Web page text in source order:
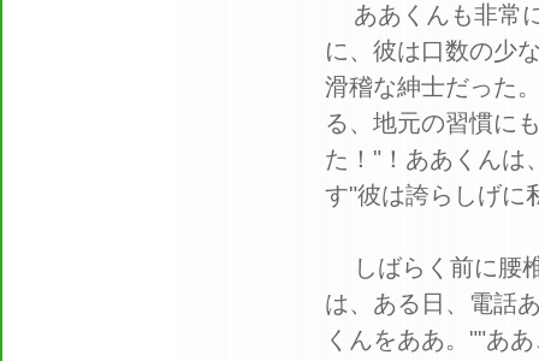
ああくんも非常
に、彼は口数の少
滑稽な紳士だった
る、地元の習慣に
た！"！ああくんは
す"彼は誇らしげに
しばらく前に腰
は、ある日、電話
くんをああ。""あ